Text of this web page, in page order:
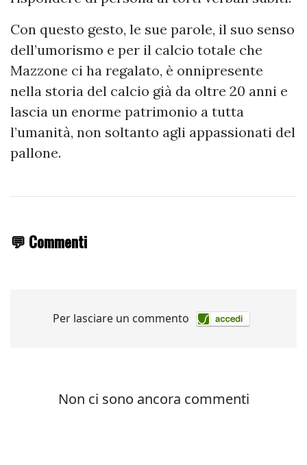
Con questo gesto, le sue parole, il suo senso
dell’umorismo e per il calcio totale che
Mazzone ci ha regalato, è onnipresente
nella storia del calcio già da oltre 20 anni e
lascia un enorme patrimonio a tutta
l’umanità, non soltanto agli appassionati del
pallone.
💬 Commenti